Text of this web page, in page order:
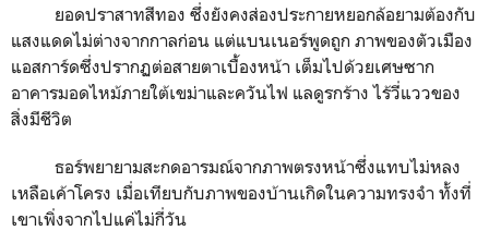
ยอดปราสาทสีทอง ซึ่งยังคงส่องประกายหยอกล้อยามต้องกับ
แสงแดดไม่ต่างจากกาลก่อน แต่แบนเนอร์พูดถูก ภาพของตัวเมือง
แอสการ์ดซึ่งปรากฏต่อสายตาเบื้องหน้า เต็มไปด้วยเศษซาก
อาคารมอดไหม้ภายใต้เขม่าและควันไฟ แลดูรกร้าง ไร้วี่แววของ
สิ่งมีชีวิต
ธอร์พยายามสะกดอารมณ์จากภาพตรงหน้าซึ่งแทบไม่หลง
เหลือเค้าโครง เมื่อเทียบกับภาพของบ้านเกิดในความทรงจำ ทั้งที่
เขาเพิ่งจากไปแค่ไม่กี่วัน